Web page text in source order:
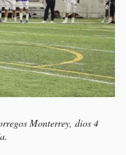
Monterrey, dios 4